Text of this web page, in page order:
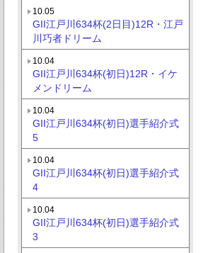
10.05
GII江戸川634杯(2日目)12R・江戸
川巧者ドリーム
10.04
GII江戸川634杯(初日)12R・イケ
メンドリーム
10.04
GII江戸川634杯(初日)選手紹介式
5
10.04
GII江戸川634杯(初日)選手紹介式
4
10.04
GII江戸川634杯(初日)選手紹介式
3